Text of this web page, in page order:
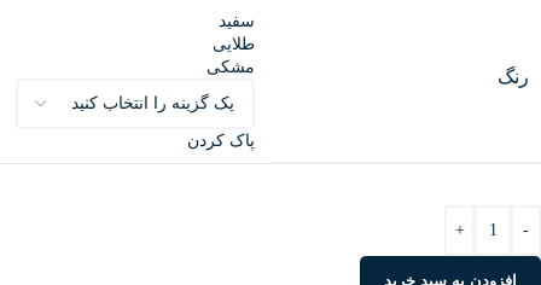
رنگ
سفید
طلایی
مشکی
پاک کردن
-
+
افزودن به سبد خرید